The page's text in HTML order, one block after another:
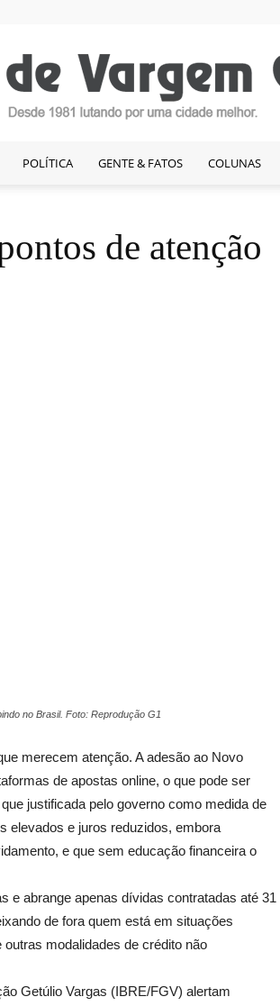
POLÍTICA GENTE & FATOS COLUNAS
de atenção
no Brasil. Foto: Reprodução G1
merecem atenção. A adesão ao Novo
de apostas online, o que pode ser
justificada pelo governo como medida de
elevados e juros reduzidos, embora
e que sem educação financeira o
e abrange apenas dívidas contratadas até 31
de fora quem está em situações
modalidades de crédito não
Getúlio Vargas (IBRE/FGV) alertam